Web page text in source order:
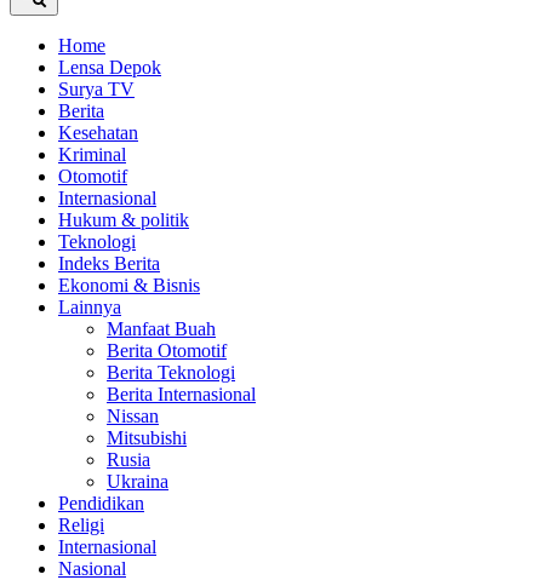
Home
Lensa Depok
Surya TV
Berita
Kesehatan
Kriminal
Otomotif
Internasional
Hukum & politik
Teknologi
Indeks Berita
Ekonomi & Bisnis
Lainnya
Manfaat Buah
Berita Otomotif
Berita Teknologi
Berita Internasional
Nissan
Mitsubishi
Rusia
Ukraina
Pendidikan
Religi
Internasional
Nasional